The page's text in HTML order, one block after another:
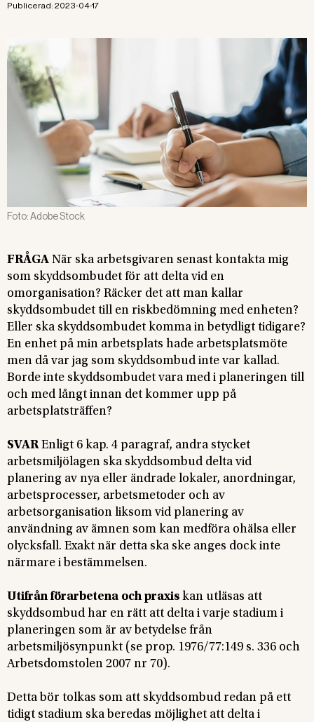
Publicerad: 2023-04-17
Foto:Adobe Stock
FRÅGA När ska arbetsgivaren senast kontakta mig
som skyddsombudet för att delta vid en
omorganisation? Räcker det att man kallar
skyddsombudet till en riskbedömning med enheten?
Eller ska skyddsombudet komma in betydligt tidigare?
En enhet på min arbetsplats hade arbetsplatsmöte
men då var jag som skyddsombud inte var kallad.
Borde inte skyddsombudet vara med i planeringen till
och med långt innan det kommer upp på
arbetsplatsträffen?
SVAREnligt 6 kap. 4 paragraf, andra stycket
arbetsmiljölagen ska skyddsombud delta vid
planering av nya eller ändrade lokaler, anordningar,
arbetsprocesser, arbetsmetoder och av
arbetsorganisation liksom vid planering av
användning av ämnen som kan medföra ohälsa eller
olycksfall. Exakt när detta ska ske anges dock inte
närmare i bestämmelsen.
Utifrån förarbetena och praxis kan utläsas att
skyddsombud har en rätt att delta i varje stadium i
planeringen som är av betydelse från
arbetsmiljösynpunkt (se prop. 1976/77:149 s. 336 och
Arbetsdomstolen 2007 nr 70).
Detta bör tolkas som att skyddsombud redan på ett
tidigt stadium ska beredas möjlighet att delta i